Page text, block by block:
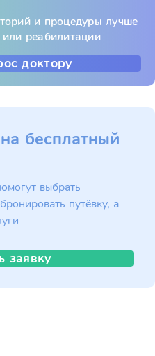
и процедуры лучше
реабилитации
доктору
бесплатный
выбрать
путёвку, а
заявку